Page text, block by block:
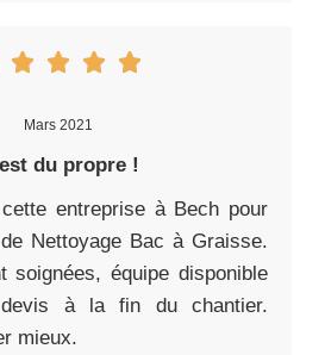
Mars 2021
du propre !
entreprise à Bech pour
Nettoyage Bac à Graisse.
soignées, équipe disponible
à la fin du chantier.
mieux.